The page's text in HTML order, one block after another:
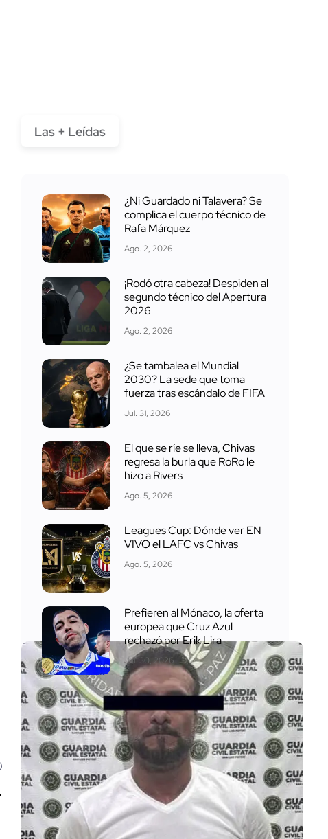
Las + Leídas
¿Ni Guardado ni Talavera? Se
complica el cuerpo técnico de
Rafa Márquez
Ago. 2, 2026
¡Rodó otra cabeza! Despiden al
segundo técnico del Apertura
2026
Ago. 2, 2026
¿Se tambalea el Mundial
2030? La sede que toma
fuerza tras escándalo de FIFA
Jul. 31, 2026
El que se ríe se lleva, Chivas
regresa la burla que RoRo le
hizo a Rivers
Ago. 5, 2026
Leagues Cup: Dónde ver EN
VIVO el LAFC vs Chivas
Ago. 5, 2026
Prefieren al Mónaco, la oferta
europea que Cruz Azul
rechazó por Erik Lira
Jul. 30, 2026